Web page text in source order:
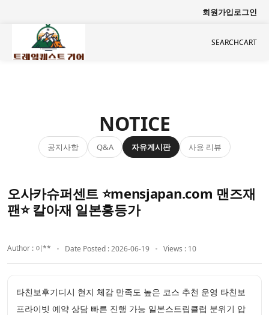
회원가입로그인
SEARCHCART
NOTICE
공지사항 Q&A 자유게시판 사용 리뷰
오사카슈퍼센트 ⭐mensjapan.com 맨즈재
팬⭐ 칼아재 일본홍등가
Author : 이** Date Posted : 2026-06-19 Views : 10
타친보후기디시 현지 체감 만족도 높은 코스 추천 운영 타친보
프라이빗 예약 상담 빠른 진행 가능 일본스트립클럽 분위기 압